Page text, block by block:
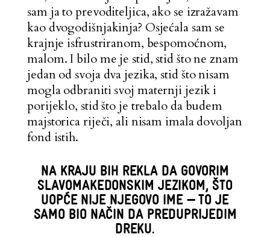
sam ja to prevoditeljica, ako se izražavam
kao dvogodišnjakinja? Osjećala sam se
krajnje isfrustriranom, bespomoćnom,
malom. I bilo me je stid, stid što ne znam
jedan od svoja dva jezika, stid što nisam
mogla odbraniti svoj maternji jezik i
porijeklo, stid što je trebalo da budem
majstorica riječi, ali nisam imala dovoljan
fond istih.
NA KRAJU BIH REKLA DA GOVORIM
SLAVOMAKEDONSKIM JEZIKOM, ŠTO
UOPĆE NIJE NJEGOVO IME — TO JE
SAMO BIO NAČIN DA PREDUPRIJEDIM
DREKU.